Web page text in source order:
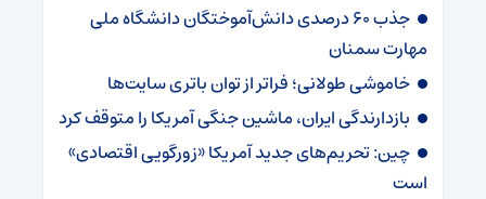
جذب ۶۰ درصدی دانش‌آموختگان دانشگاه ملی
مهارت سمنان
خاموشی طولانی؛ فراتر از توان باتری سایت‌ها
بازدارندگی ایران، ماشین جنگی آمریکا را متوقف کرد
چین: تحریم‌های جدید آمریکا «زورگویی اقتصادی»
است